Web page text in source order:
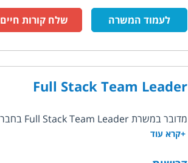
לעמוד המשרה
שלח קורות חיים
Full Stack Team Leader
מדובר במשרת Full Stack Team Leader בחברת סטארטאפ המפתחת פלטפורמת SaaS להפקת...
+קרא עוד